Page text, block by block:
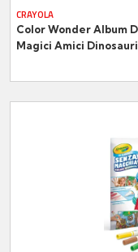
CRAYOLA
Color Wonder Album
Magici Amici Dinosauri